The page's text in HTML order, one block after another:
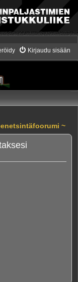
Kirjaudu sisään
~